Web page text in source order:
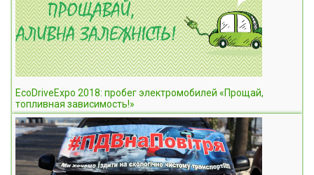
EcoDriveExpo 2018: пробег электромобилей «Прощай,
топливная зависимость!»